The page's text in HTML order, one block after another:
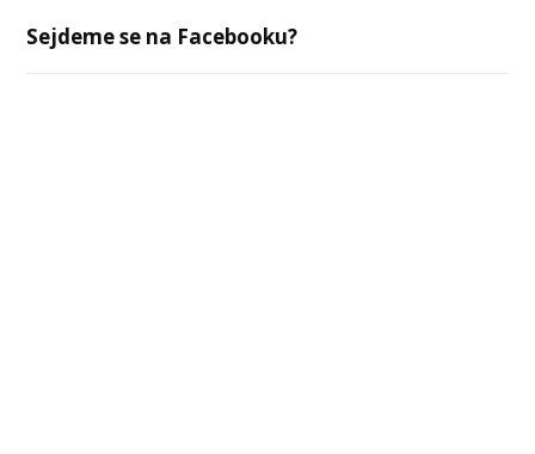
Sejdeme se na Facebooku?